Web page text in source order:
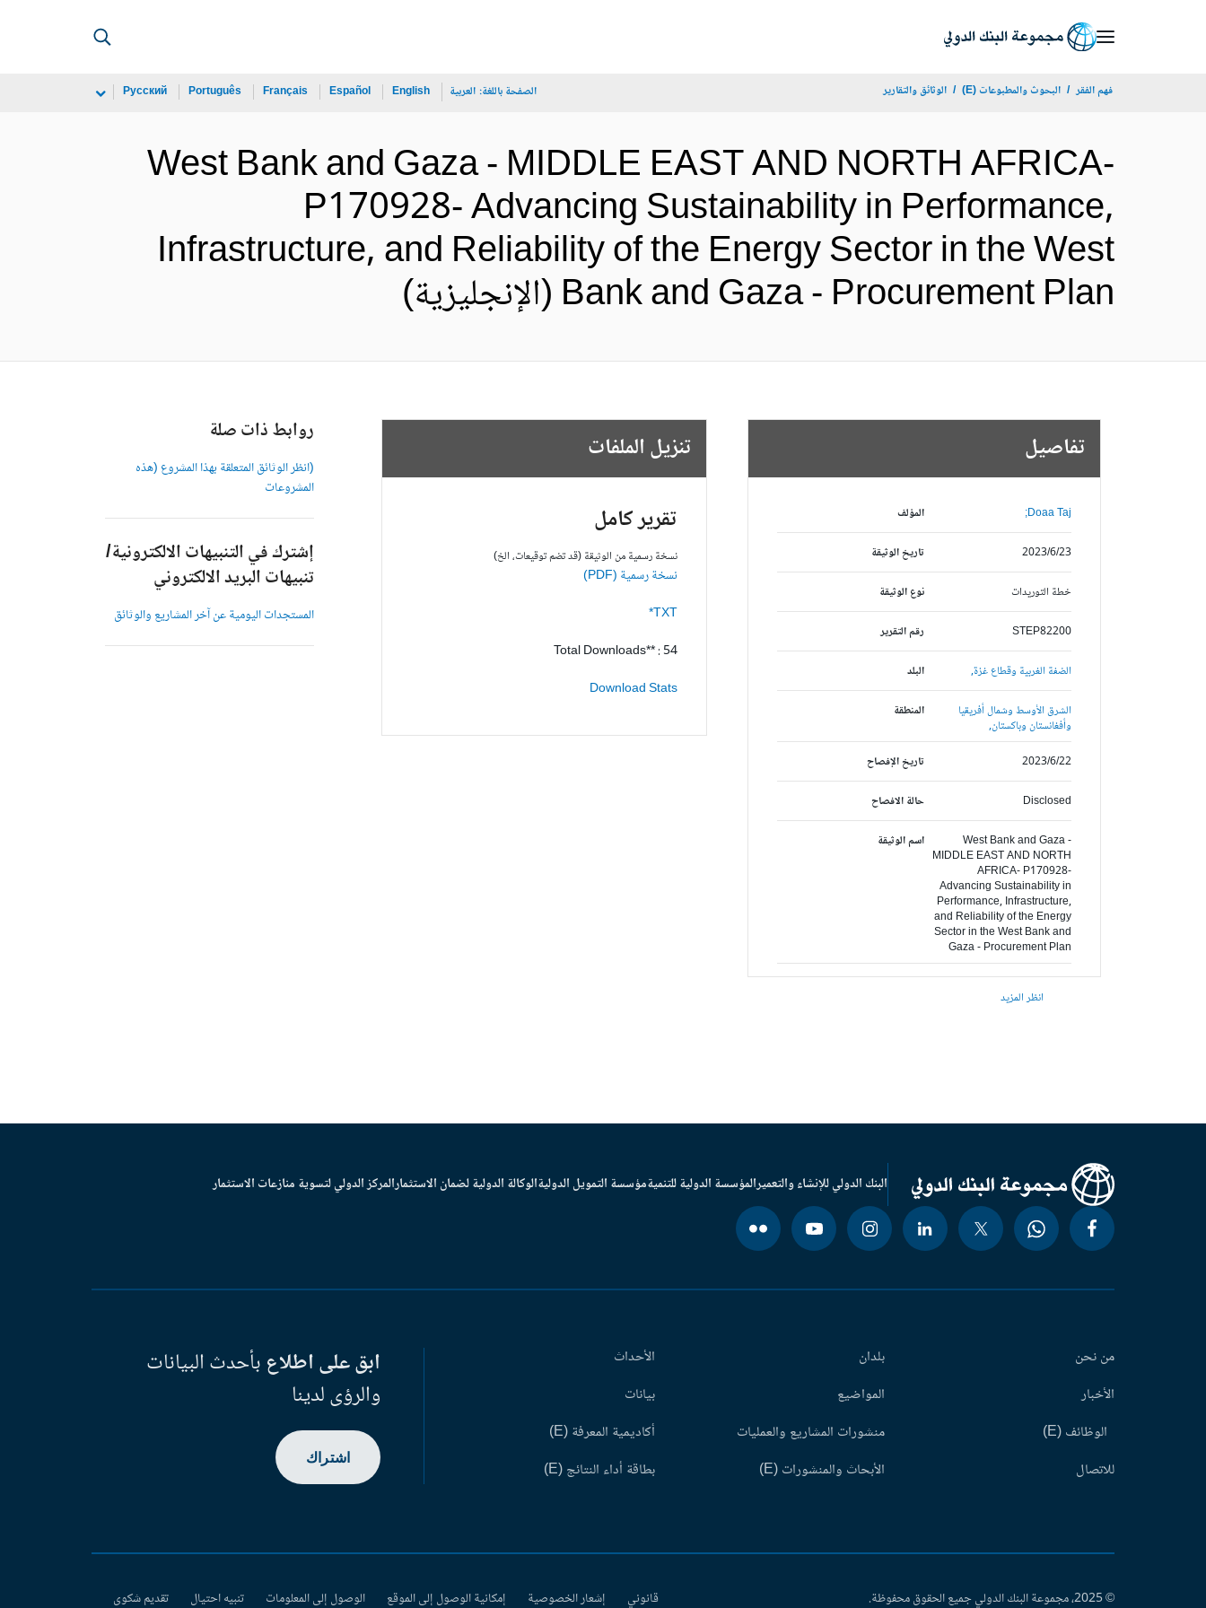
فهم الفقر البحوث والمطبوعات (E) الوثائق والتقارير الصفحة باللغة: العربية English
Español
Français
Português
Русский
West Bank and Gaza - MIDDLE EAST AND NORTH AFRICA-
P170928- Advancing Sustainability in Performance,
Infrastructure, and Reliability of the Energy Sector in the West
Bank and Gaza - Procurement Plan (الإنجليزية)
تفاصيل
المؤلف Doaa Taj;
تاريخ الوثيقة 2023/6/23
نوع الوثيقة خطة التوريدات
رقم التقرير STEP82200
البلد الضفة الغربية وقطاع غزة,
المنطقة
الشرق الأوسط وشمال أفريقيا
وأفغانستان وباكستان,
تاريخ الإفصاح
2023/6/22
حالة الافصاح Disclosed
اسم الوثيقة
West Bank and Gaza -
MIDDLE EAST AND NORTH
AFRICA- P170928-
Advancing Sustainability in
Performance, Infrastructure,
and Reliability of the Energy
Sector in the West Bank and
Gaza - Procurement Plan
انظر المزيد
تنزيل الملفات
تقرير كامل
نسخة رسمية من الوثيقة (قد تضم توقيعات، الخ)
نسخة رسمية (PDF)
TXT*
Total Downloads** : 54
Download Stats
روابط ذات صلة
(انظر الوثائق المتعلقة بهذا المشروع (هذه
المشروعات
إشترك في التنبيهات الالكترونية/
تنبيهات البريد الالكتروني
المستجدات اليومية عن آخر المشاريع والوثائق
البنك الدولي للإنشاء والتعميرالمؤسسة الدولية للتنميةمؤسسة التمويل الدوليةالوكالة الدولية لضمان الاستثمارالمركز الدولي لتسوية منازعات الاستثمار
من نحن
الأخبار
الوظائف (E)
للاتصال
بلدان
المواضيع
منشورات المشاريع والعمليات
الأبحاث والمنشورات (E)
الأحداث
بيانات
أكاديمية المعرفة (E)
بطاقة أداء النتائج (E)
ابق على اطلاعبأحدث البيانات
والرؤى لدينا
اشتراك
© 2025، مجموعة البنك الدولي جميع الحقوق محفوظة. قانوني إشعار الخصوصية إمكانية الوصول إلى الموقع الوصول إلى المعلومات تنبيه احتيال تقديم شكوى